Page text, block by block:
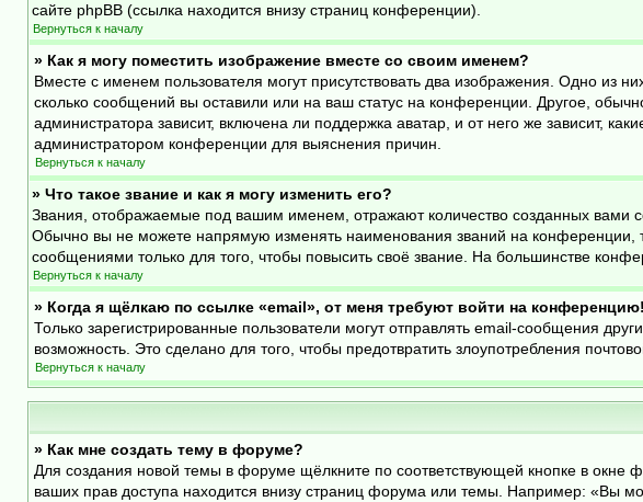
сайте phpBB (ссылка находится внизу страниц конференции).
Вернуться к началу
» Как я могу поместить изображение вместе со своим именем?
Вместе с именем пользователя могут присутствовать два изображения. Одно из
сколько сообщений вы оставили или на ваш статус на конференции. Другое,
администратора зависит, включена ли поддержка аватар, и от него же зависит,
администратором конференции для выяснения причин.
Вернуться к началу
» Что такое звание и как я могу изменить его?
Звания, отображаемые под вашим именем, отражают количество созданных вами
Обычно вы не можете напрямую изменять наименования званий на
сообщениями только для того, чтобы повысить своё звание. На большинстве
Вернуться к началу
» Когда я щёлкаю по ссылке «email», от меня требуют войти на конференцию!
Только зарегистрированные пользователи могут отправлять email-сообщения
возможность. Это сделано для того, чтобы предотвратить злоупотребления
Вернуться к началу
» Как мне создать тему в форуме?
Для создания новой темы в форуме щёлкните по соответствующей кнопке в
ваших прав доступа находится внизу страниц форума или темы. Например: «Вы